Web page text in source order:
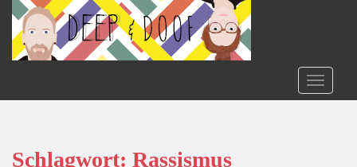
o
Schlagwort: Rassismus